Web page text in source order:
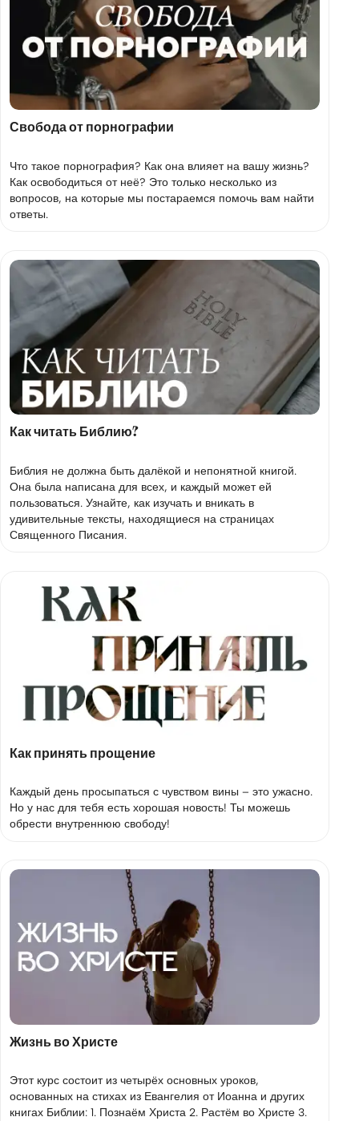
Свобода от порнографии
Что такое порнография? Как она влияет на вашу жизнь?
Как освободиться от неё? Это только несколько из
вопросов, на которые мы постараемся помочь вам найти
ответы.
Как читать Библию?
Библия не должна быть далёкой и непонятной книгой.
Она была написана для всех, и каждый может ей
пользоваться. Узнайте, как изучать и вникать в
удивительные тексты, находящиеся на страницах
Священного Писания.
Как принять прощение
Каждый день просыпаться с чувством вины – это ужасно.
Но у нас для тебя есть хорошая новость! Ты можешь
обрести внутреннюю свободу!
Жизнь во Христе
Этот курс состоит из четырёх основных уроков,
основанных на стихах из Евангелия от Иоанна и других
книгах Библии: 1. Познаём Христа 2. Растём во Христе 3.